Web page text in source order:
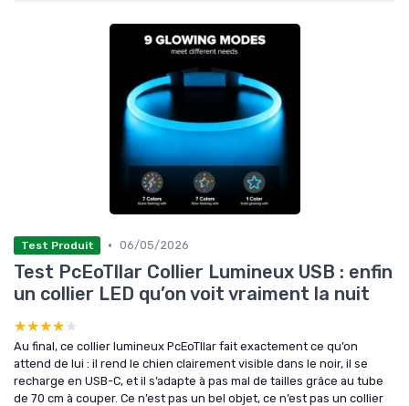
Test Produit • 06/05/2026
Test PcEoTllar Collier Lumineux USB : enfin
un collier LED qu’on voit vraiment la nuit
★★★★★
★★★★★
Au final, ce collier lumineux PcEoTllar fait exactement ce qu’on
attend de lui : il rend le chien clairement visible dans le noir, il se
recharge en USB-C, et il s’adapte à pas mal de tailles grâce au tube
de 70 cm à couper. Ce n’est pas un bel objet, ce n’est pas un collier